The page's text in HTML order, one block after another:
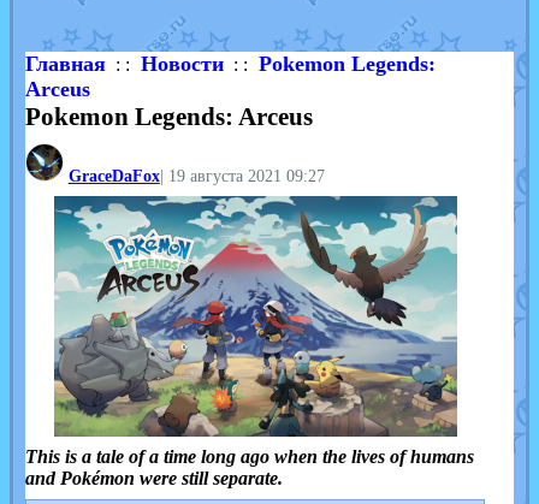
Главная: : Новости: : Pokemon Legends:
Arceus
Pokemon Legends: Arceus
GraceDaFox| 19 августа 2021 09:27
This is a tale of a time long ago when the lives of humans
and Pokémon were still separate.